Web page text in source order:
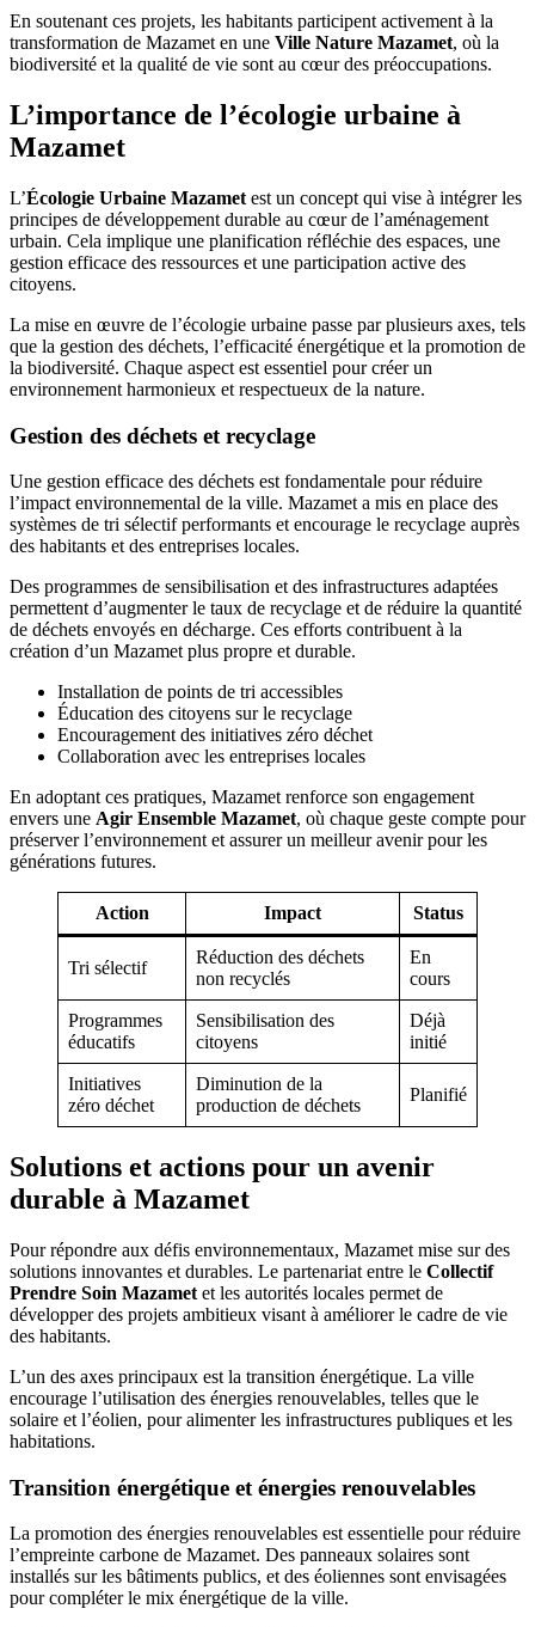
En soutenant ces projets, les habitants participent activement à la
transformation de Mazamet en une Ville Nature Mazamet, où la
biodiversité et la qualité de vie sont au cœur des préoccupations.
L’importance de l’écologie urbaine à
Mazamet
L’Écologie Urbaine Mazamet est un concept qui vise à intégrer les
principes de développement durable au cœur de l’aménagement
urbain. Cela implique une planification réfléchie des espaces, une
gestion efficace des ressources et une participation active des
citoyens.
La mise en œuvre de l’écologie urbaine passe par plusieurs axes, tels
que la gestion des déchets, l’efficacité énergétique et la promotion de
la biodiversité. Chaque aspect est essentiel pour créer un
environnement harmonieux et respectueux de la nature.
Gestion des déchets et recyclage
Une gestion efficace des déchets est fondamentale pour réduire
l’impact environnemental de la ville. Mazamet a mis en place des
systèmes de tri sélectif performants et encourage le recyclage auprès
des habitants et des entreprises locales.
Des programmes de sensibilisation et des infrastructures adaptées
permettent d’augmenter le taux de recyclage et de réduire la quantité
de déchets envoyés en décharge. Ces efforts contribuent à la
création d’un Mazamet plus propre et durable.
Installation de points de tri accessibles
Éducation des citoyens sur le recyclage
Encouragement des initiatives zéro déchet
Collaboration avec les entreprises locales
En adoptant ces pratiques, Mazamet renforce son engagement
envers une Agir Ensemble Mazamet, où chaque geste compte pour
préserver l’environnement et assurer un meilleur avenir pour les
générations futures.
Action Impact Status
Tri sélectif
Réduction des déchets
non recyclés
En
cours
Programmes
éducatifs
Sensibilisation des
citoyens
Déjà
initié
Initiatives
zéro déchet
Diminution de la
production de déchets
Planifié
Solutions et actions pour un avenir
durable à Mazamet
Pour répondre aux défis environnementaux, Mazamet mise sur des
solutions innovantes et durables. Le partenariat entre le Collectif
Prendre Soin Mazamet et les autorités locales permet de
développer des projets ambitieux visant à améliorer le cadre de vie
des habitants.
L’un des axes principaux est la transition énergétique. La ville
encourage l’utilisation des énergies renouvelables, telles que le
solaire et l’éolien, pour alimenter les infrastructures publiques et les
habitations.
Transition énergétique et énergies renouvelables
La promotion des énergies renouvelables est essentielle pour réduire
l’empreinte carbone de Mazamet. Des panneaux solaires sont
installés sur les bâtiments publics, et des éoliennes sont envisagées
pour compléter le mix énergétique de la ville.